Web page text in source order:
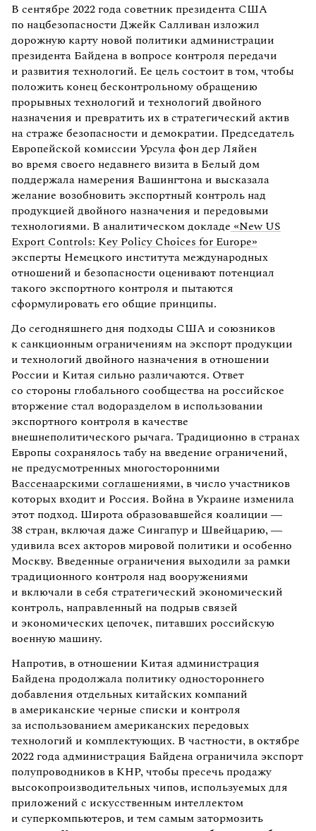
В сентябре 2022 года советник президента США
по нацбезопасности Джейк Салливан изложил
дорожную карту новой политики администрации
президента Байдена в вопросе контроля передачи
и развития технологий. Ее цель состоит в том, чтобы
положить конец бесконтрольному обращению
прорывных технологий и технологий двойного
назначения и превратить их в стратегический актив
на страже безопасности и демократии. Председатель
Европейской комиссии Урсула фон дер Ляйен
во время своего недавнего визита в Белый дом
поддержала намерения Вашингтона и высказала
желание возобновить экспортный контроль над
продукцией двойного назначения и передовыми
технологиями. В аналитическом докладе «New US
Export Controls: Key Policy Choices for Europе»
эксперты Немецкого института международных
отношений и безопасности оценивают потенциал
такого экспортного контроля и пытаются
сформулировать его общие принципы.
До сегодняшнего дня подходы США и союзников
к санкционным ограничениям на экспорт продукции
и технологий двойного назначения в отношении
России и Китая сильно различаются. Ответ
со стороны глобального сообщества на российское
вторжение стал водоразделом в использовании
экспортного контроля в качестве
внешнеполитического рычага. Традиционно в странах
Европы сохранялось табу на введение ограничений,
не предусмотренных многосторонними
Вассенаарскими соглашениями, в число участников
которых входит и Россия. Война в Украине изменила
этот подход. Широта образовавшейся коалиции —
38 стран, включая даже Сингапур и Швейцарию, —
удивила всех акторов мировой политики и особенно
Москву. Введенные ограничения выходили за рамки
традиционного контроля над вооружениями
и включали в себя стратегический экономический
контроль, направленный на подрыв связей
и экономических цепочек, питавших российскую
военную машину.
Напротив, в отношении Китая администрация
Байдена продолжала политику одностороннего
добавления отдельных китайских компаний
в американские черные списки и контроля
за использованием американских передовых
технологий и комплектующих. В частности, в октябре
2022 года администрация Байдена ограничила экспорт
полупроводников в КНР, чтобы пресечь продажу
высокопроизводительных чипов, используемых для
приложений с искусственным интеллектом
и суперкомпьютеров, и тем самым затормозить